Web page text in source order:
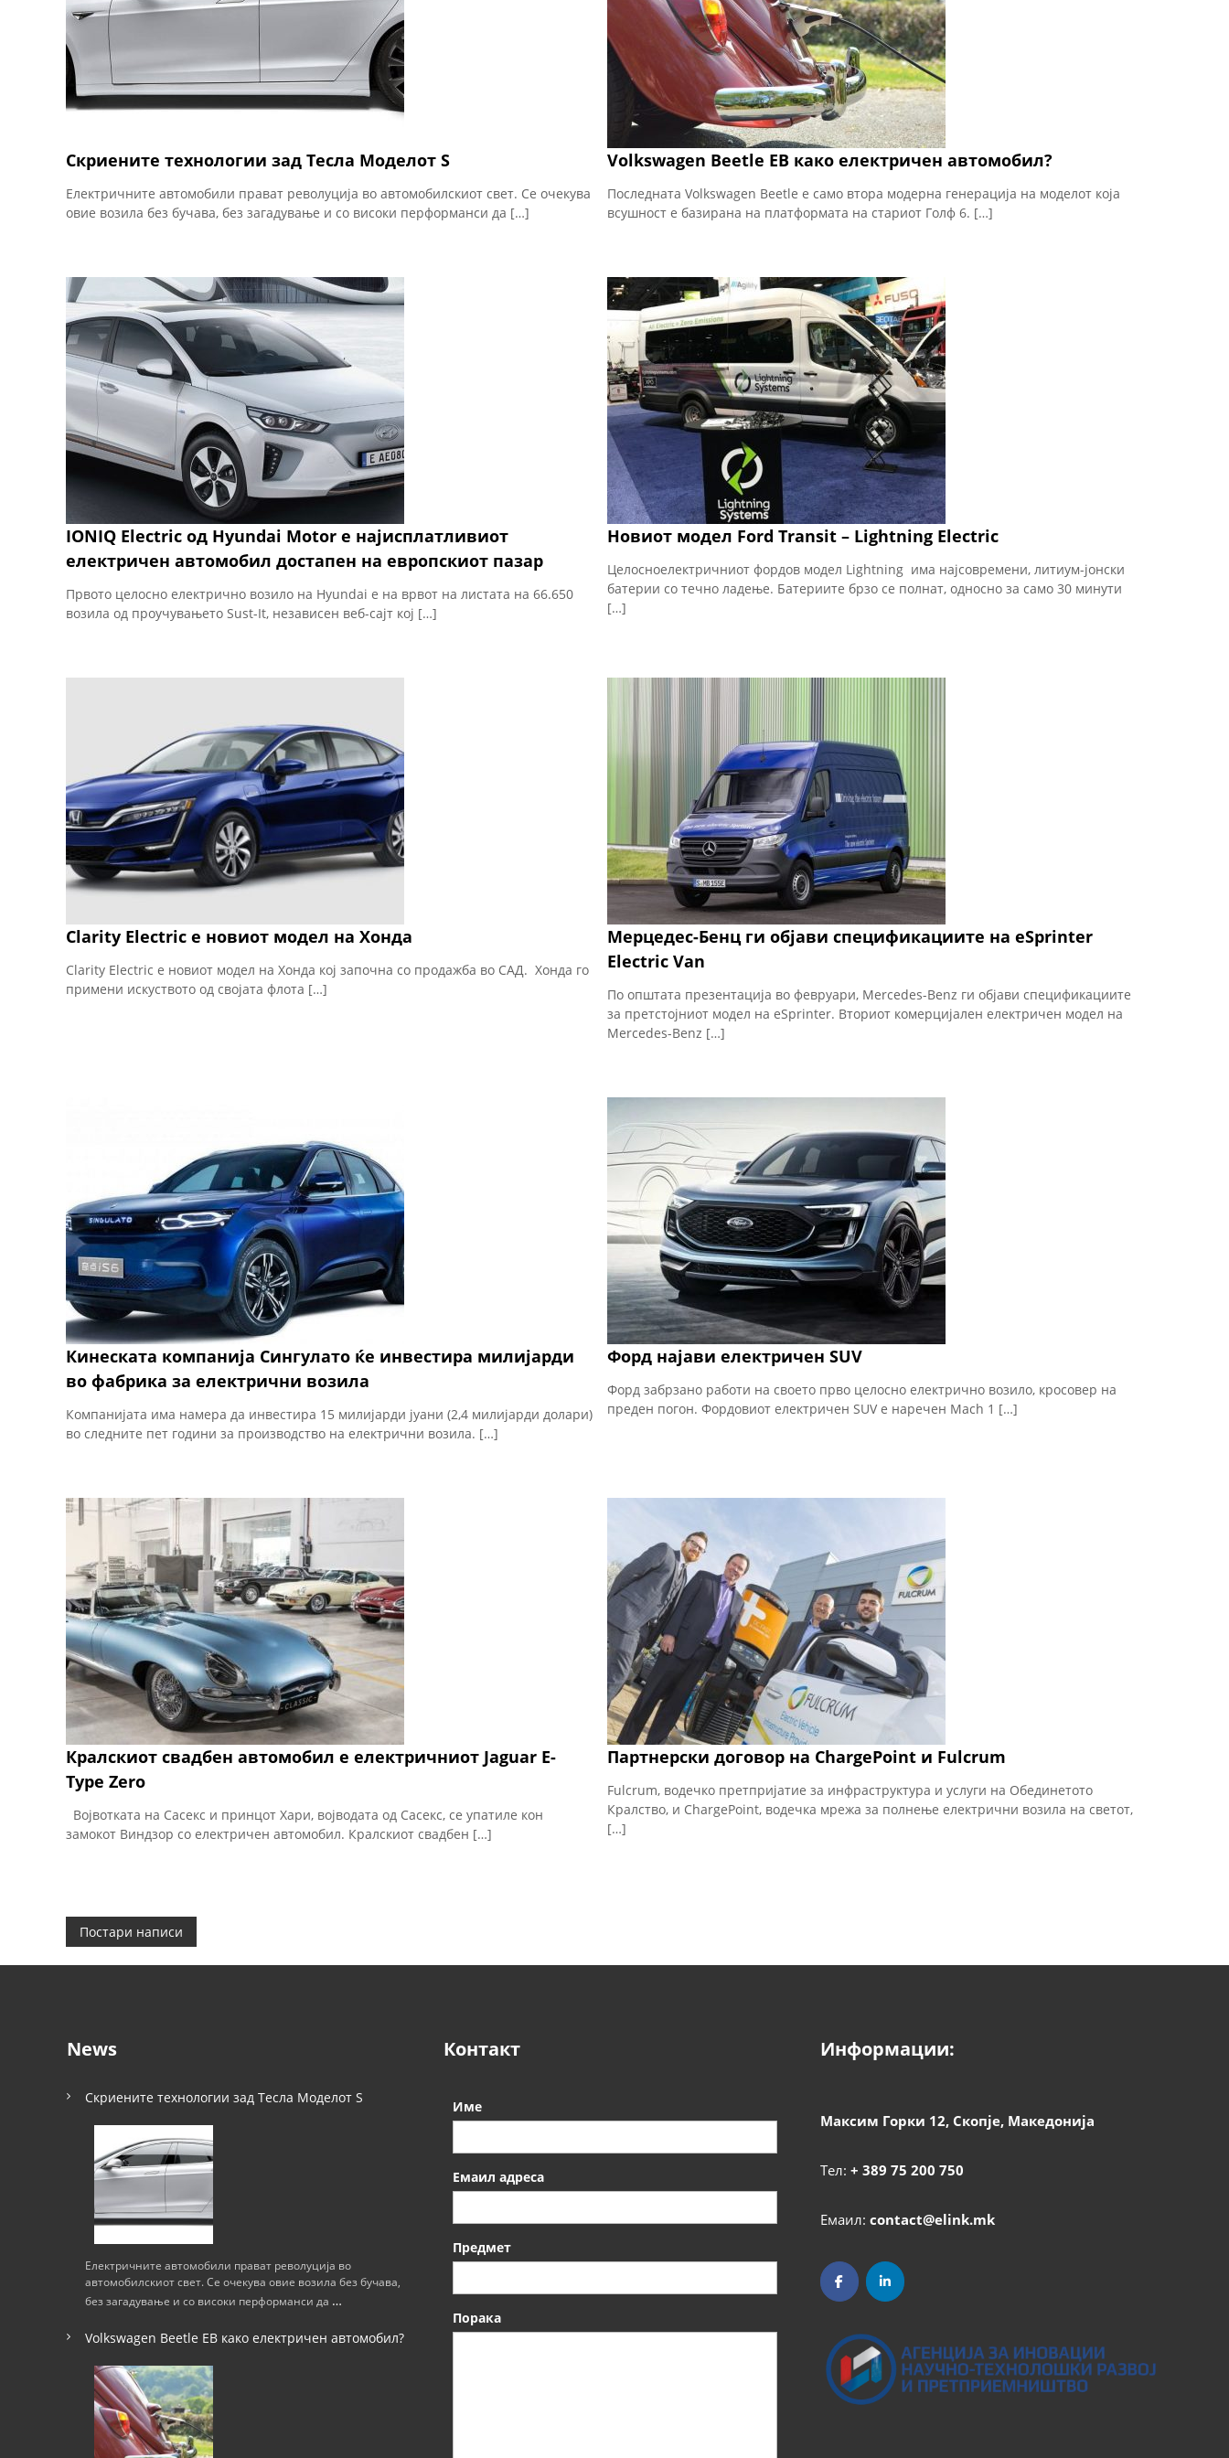
в
о
с
т
и
Скриените технологии зад Тесла Моделот S
Електричните автомобили прават револуција во автомобилскиот свет. Се очекува
овие возила без бучава, без загадување и со високи перформанси да […]
Volkswagen Beetle ЕВ како електричен автомобил?
Последната Volkswagen Beetle е само втора модерна генерација на моделот која
всушност е базирана на платформата на стариот Голф 6. […]
IONIQ Electric од Hyundai Motor е најисплатливиот
електричен автомобил достапен на европскиот пазар
Првото целосно електрично возило на Hyundai е на врвот на листата на 66.650
возила од проучувањето Sust-It, независен веб-сајт кој […]
Новиот модел Ford Transit – Lightning Electric
Целосноелектричниот фордов модел Lightning има најсовремени, литиум-јонски
батерии со течно ладење. Батериите брзо се полнат, односно за само 30 минути
[…]
Clarity Electric е новиот модел на Хонда
Clarity Electric е новиот модел на Хонда кој започна со продажба во САД. Хонда го
примени искуството од својата флота […]
Мерцедес-Бенц ги објави спецификациите на eSprinter
Electric Van
По општата презентација во февруари, Mercedes-Benz ги објави спецификациите
за претстојниот модел на eSprinter. Вториот комерцијален електричен модел на
Mercedes-Benz […]
Кинеската компанија Сингулато ќе инвестира милијарди
во фабрика за електрични возила
Компанијата има намера да инвестира 15 милијарди јуани (2,4 милијарди долари)
во следните пет години за производство на електрични возила. […]
Форд најави електричен SUV
Форд забрзано работи на своето прво целосно електрично возило, кросовер на
преден погон. Фордовиот електричен SUV е наречен Mach 1 […]
Кралскиот свадбен автомобил е електричниот Jaguar E-
Type Zero
Војвотката на Сасекс и принцот Хари, војводата од Сасекс, се упатиле кон
замокот Виндзор со електричен автомобил. Кралскиот свадбен […]
Партнерски договор на ChargePoint и Fulcrum
Fulcrum, водечко претпријатие за инфраструктура и услуги на Обединетото
Кралство, и ChargePoint, водечка мрежа за полнење електрични возила на светот,
[…]
Н
а
и
г
н
Постари написи
News
Скриените технологии зад Тесла Моделот S
Електричните автомобили прават револуција во
автомобилскиот свет. Се очекува овие возила без бучава,
без загадување и со високи перформанси да …
Volkswagen Beetle ЕВ како електричен автомобил?
Контакт
Име
Емаил адреса
Предмет
Порака
Информации:
Максим Горки 12, Скопје, Македонија
Тел: + 389 75 200 750
Емаил: contact@elink.mk